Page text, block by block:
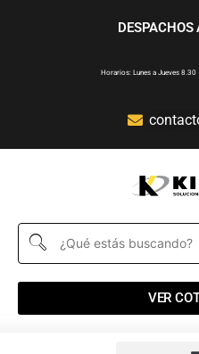
DESPACHOS
Horarios: Lunes a Jueves
VER